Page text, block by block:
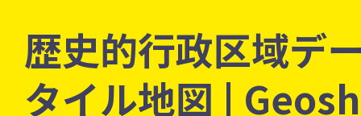
歴史的行政区域デ
タイル地図 |